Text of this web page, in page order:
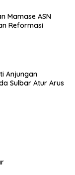
Mamase ASN
Reformasi
Anjungan
Sulbar Atur Arus